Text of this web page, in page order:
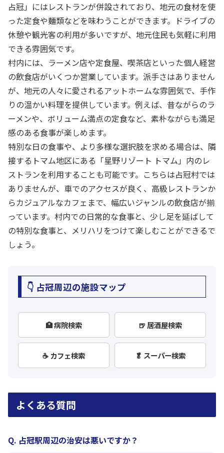
占冠」にはレストランが併設されており、地元の食材を使
った定食や麺類などを味わうことができます。ドライブの
休憩や観光客の利用が多いですが、地元住民も気軽に利用
できる雰囲気です。
村内には、ラーメン店や定食屋、喫茶店といった個人経営
の飲食店がいくつか営業しています。派手さはありません
が、地元の人々に愛されるアットホームな雰囲気で、手作
りの温かい料理を提供しています。例えば、昔ながらのラ
ーメンや、ボリューム満点の定食など、素朴ながらも満足
感のある食事が楽しめます。
特別な日の食事や、より多様な選択肢を求める場合は、隣
接するトマム地区にある「星野リゾート トマム」内のレ
ストランを利用することも可能です。こちらは占冠村では
ありませんが、車でのアクセスが良く、高級レストランか
らカジュアルなカフェまで、幅広いジャンルの飲食店が揃
っています。村内での日常的な食事と、少し足を延ばして
の特別な食事と、メリハリをつけて楽しむことができるで
しょう。
👇 占冠周辺の施設マップ
🏥 病院検索 🍺 居酒屋検索
☕ カフェ検索 🥬 スーパー検索
よくある質問
Q. 占冠駅周辺の治安は悪いですか？